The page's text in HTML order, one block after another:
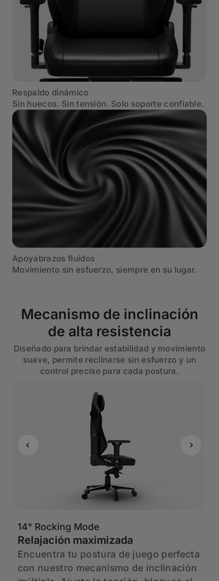
Respaldo dinámico
Sin huecos. Sin tensión. Solo soporte confiable.
Apoyabrazos fluidos
Movimiento sin esfuerzo, siempre en su lugar.
Mecanismo de inclinación
de alta resistencia
Diseñado para brindar estabilidad y movimiento
suave, permite reclinarse sin esfuerzo y un
control preciso para cada postura.
14° Rocking Mode
Relajación maximizada
Encuentra tu postura de juego perfecta
con nuestro mecanismo de inclinación